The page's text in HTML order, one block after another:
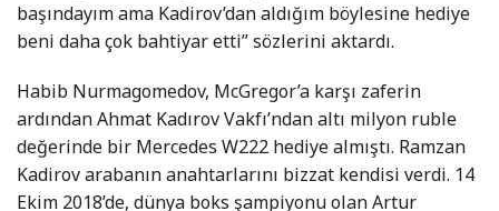
başındayım ama Kadirov’dan aldığım böylesine hediye
beni daha çok bahtiyar etti” sözlerini aktardı.
Habib Nurmagomedov, McGregor’a karşı zaferin
ardından Ahmat Kadırov Vakfı’ndan altı milyon ruble
değerinde bir Mercedes W222 hediye almıştı. Ramzan
Kadirov arabanın anahtarlarını bizzat kendisi verdi. 14
Ekim 2018’de, dünya boks şampiyonu olan Artur